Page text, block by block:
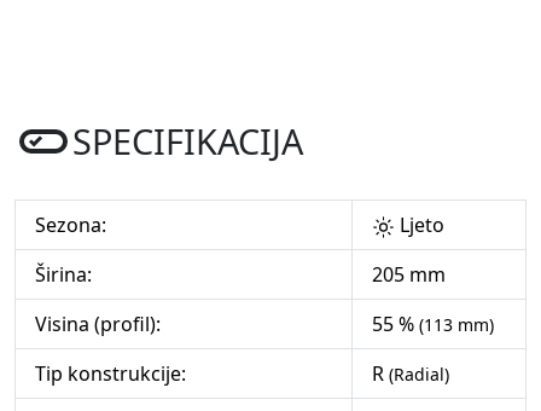
SPECIFIKACIJA
Sezona:
Ljeto
Širina:
205 mm
Visina (profil):
55 % (113 mm)
Tip konstrukcije: R (Radial)